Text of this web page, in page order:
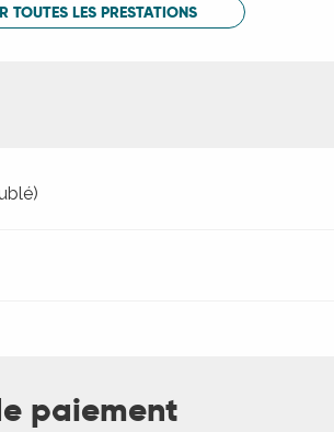
TOUTES LES PRESTATIONS
paiement